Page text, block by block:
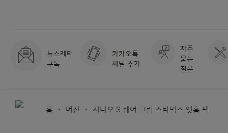
뉴스레터
구독
카카오톡
채널 추가
자주
묻는
질문
홈 머신 지니오 S 쉐어 크림 스타벅스 앳홈 팩